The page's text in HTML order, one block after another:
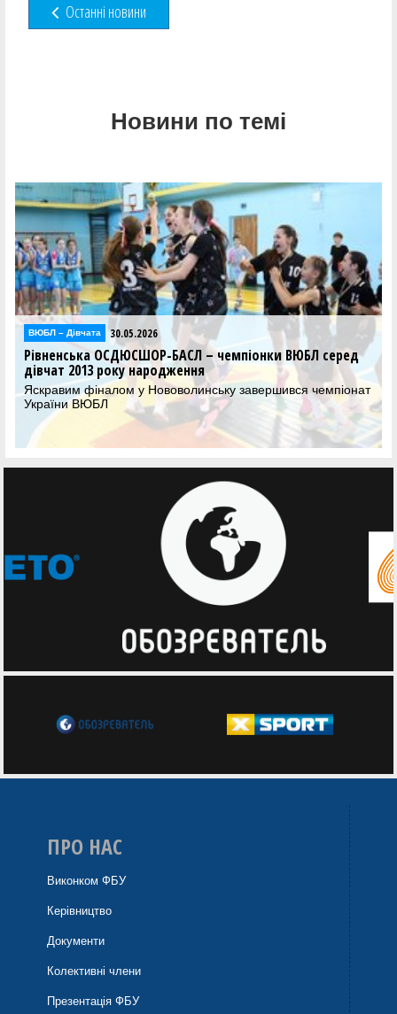
Останні новини
Новини по темі
ВЮБЛ – Дiвчата 30.05.2026
Рівненська ОСДЮСШОР-БАСЛ – чемпіонки ВЮБЛ серед
дівчат 2013 року народження
Яскравим фіналом у Нововолинську завершився чемпіонат
України ВЮБЛ
ПРО НАС
Виконком ФБУ
Керівництво
Документи
Колективні члени
Презентація ФБУ